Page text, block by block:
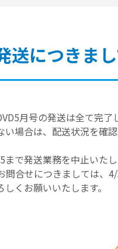
送につきま
月号の発送は全て完了
場合は、配送状況を確
で発送業務を中止いたし
合せにつきましては、
くお願いいたします。